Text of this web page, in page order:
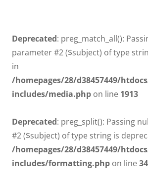
Deprecated: preg_match_all():
parameter #2 ($subject) of type
in
/homepages/28/d38457449/
includes/media.php on line 1913
Deprecated: preg_split(): Passing
#2 ($subject) of type string is
/homepages/28/d38457449/
includes/formatting.php on line